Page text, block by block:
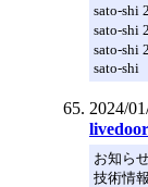
sato-shi
sato-shi
sato-shi
sato-shi
2024/
お知ら
技術情